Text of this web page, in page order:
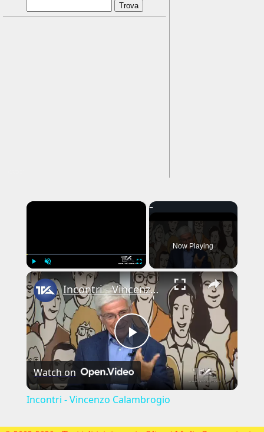
×
Play Fullscreen
Now Playing
×
Play
Video
Incontri - Vincenzo Calambrogio
Watch on
Incontri - Vincenzo Calambrogio